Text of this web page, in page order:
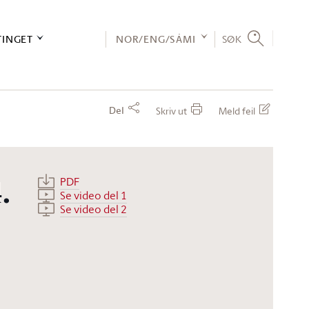
NOR/ENG/SÁMI SØK
Del Skriv ut Meld feil
PDF
Se video del 1
Se video del 2